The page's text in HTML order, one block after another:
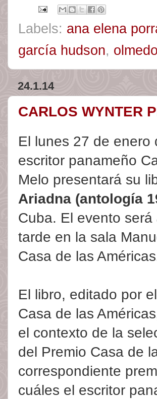
Labels: ana elena
garcía hudson,
24.1.14
CARLOS WYNTER
El lunes 27 de enero
escritor panameño
Melo presentará su
Ariadna (antología
Cuba. El evento
tarde en la sala
Casa de las
El libro, editado por
Casa de las
el contexto de la
del Premio Casa de
correspondiente
cuáles el escritor